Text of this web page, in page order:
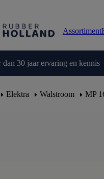
Assortiment
dan 30 jaar ervaring en kennis
Elektra Walstroom MP